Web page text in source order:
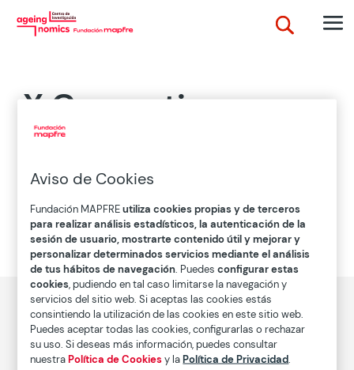
X Generation
(Generación X)
y 1981, tras el baby boom, se le conoce como X
porque son una incógnita en cuanto a su
comportamiento.
Descubre el concepto Ageingnomics
Aviso de Cookies
Fundación MAPFREutiliza cookies propias y de terceros
para realizar análisis estadísticos, la autenticación de la
sesión de usuario, mostrarte contenido útil y mejorar y
personalizar determinados servicios mediante el análisis
de tus hábitos de navegación. Puedesconfigurar estas
cookies, pudiendo en tal caso limitarse la navegación y
servicios del sitio web. Si aceptas las cookies estás
consintiendo la utilización de las cookies en este sitio web.
Puedes aceptar todas las cookies, configurarlas o rechazar
su uso. Si deseas más información, puedes consultar
nuestraPolítica de Cookiesy laPolítica de Privacidad.